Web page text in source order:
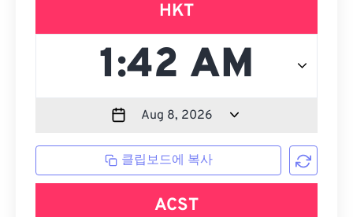
HKT
클립보드에 복사
ACST